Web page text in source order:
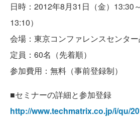
日時：2012年8月31日（金）13:30
13:10）
会場：東京コンファレンスセンター
定員：60名（先着順）
参加費用：無料（事前登録制）
■セミナーの詳細と参加登録
http://www.techmatrix.co.jp/i/qu/